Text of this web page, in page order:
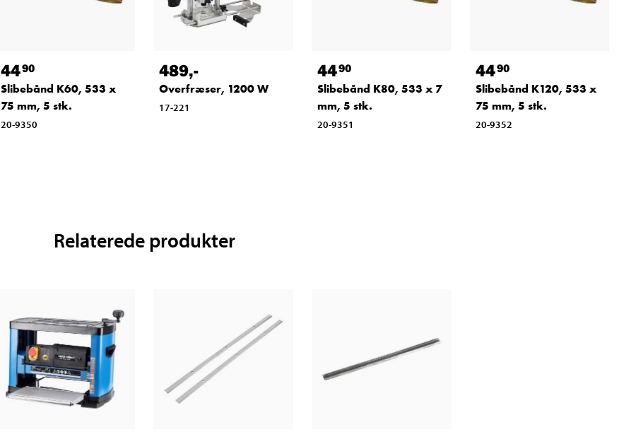
4490
Slibebånd K60, 533 x
75 mm, 5 stk.
20-9350
489,-
Overfræser, 1200 W
17-221
4490
Slibebånd K80, 533 x 7
mm, 5 stk.
20-9351
4490
Slibebånd K120, 533 x
75 mm, 5 stk.
20-9352
Relaterede produkter